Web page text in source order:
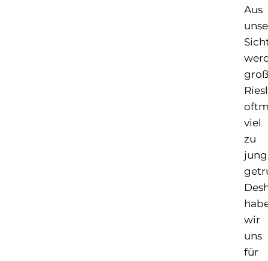
Aus
viel
zu
jung
wir
uns
für